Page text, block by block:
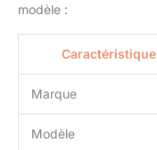
modèle :
Caractéristique
Marque
Modèle